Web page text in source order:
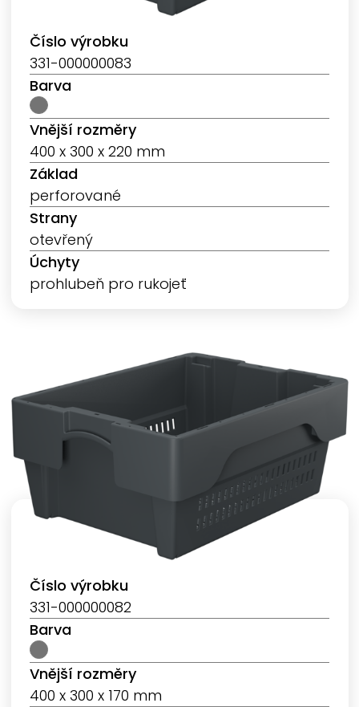
Číslo výrobku
331-000000083
Barva
Vnější rozměry
400 x 300 x 220 mm
Základ
perforované
Strany
otevřený
Úchyty
prohlubeň pro rukojeť
Číslo výrobku
331-000000082
Barva
Vnější rozměry
400 x 300 x 170 mm